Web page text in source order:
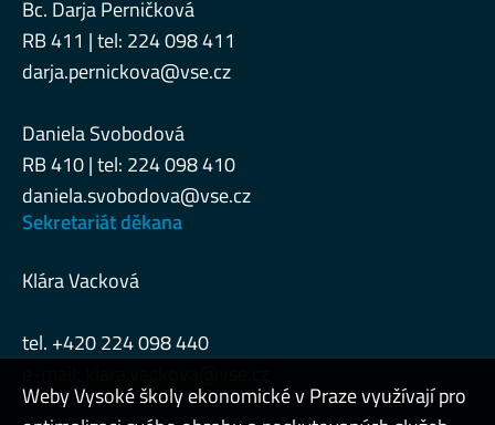
Bc. Darja Perničková
RB 411 | tel: 224 098 411
darja.pernickova@vse.cz
Daniela Svobodová
RB 410 | tel: 224 098 410
daniela.svobodova@vse.cz
Sekretariát děkana
Klára Vacková
tel. +420 224 098 440
Weby Vysoké školy ekonomické v Praze využívají pro